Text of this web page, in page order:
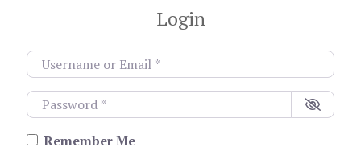
Login
Username or Email*
Password*
Remember Me